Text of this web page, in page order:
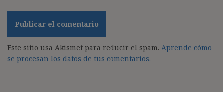
Este sitio usa Akismet para reducir el spam. Aprende cómo
se procesan los datos de tus comentarios.